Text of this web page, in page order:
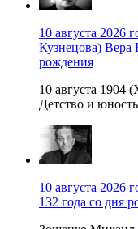
10 августа 2026
Кузнецова) Вера
рождения
10 августа 1904
Детство и
10 августа 2026
132 года со дня